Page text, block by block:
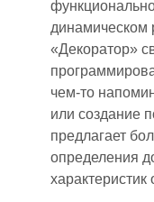
динамическом
«Декоратор»
чем-то
или создание
предлагает
определения
характеристик